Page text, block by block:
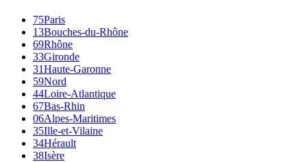
75Paris
13Bouches-du-Rhône
69Rhône
33Gironde
31Haute-Garonne
59Nord
44Loire-Atlantique
67Bas-Rhin
06Alpes-Maritimes
35Ille-et-Vilaine
34Hérault
38Isère